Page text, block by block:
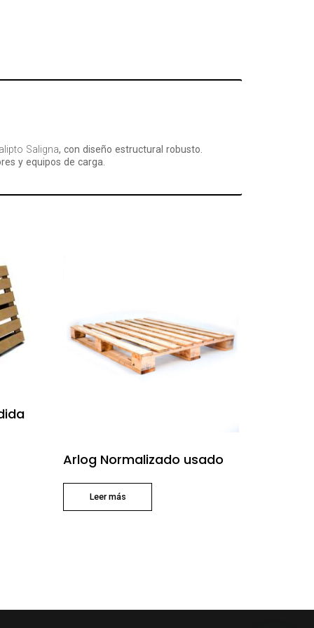
Saligna, con diseño estructural robusto.
y equipos de carga.
Arlog Normalizado usado
Leer más